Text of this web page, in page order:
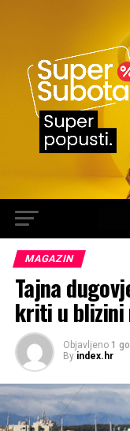
MAGAZIN
Tajna
kriti u blizini
Objavljeno 1
By index.hr